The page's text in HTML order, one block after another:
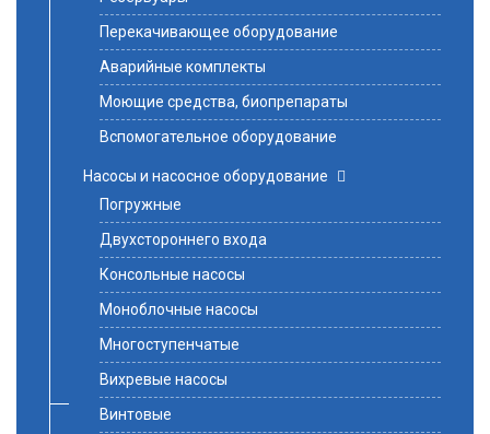
Перекачивающее оборудование
Аварийные комплекты
Моющие средства, биопрепараты
Вспомогательное оборудование
Насосы и насосное оборудование
Погружные
Двухстороннего входа
Консольные насосы
Моноблочные насосы
Многоступенчатые
Вихревые насосы
Винтовые